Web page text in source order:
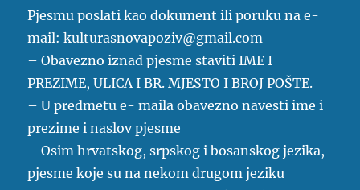
Pjesmu poslati kao dokument ili poruku na e-
mail:kulturasnovapoziv@gmail.com
– Obavezno iznad pjesme staviti IME I
PREZIME, ULICA I BR. MJESTO I BROJ POŠTE.
– U predmetu e- maila obavezno navesti ime i
prezime i naslov pjesme
– Osim hrvatskog, srpskog i bosanskog jezika,
pjesme koje su na nekom drugom jeziku